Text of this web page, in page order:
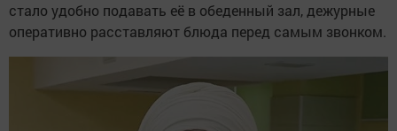
стало удобно подавать её в обеденный зал, дежурные
оперативно расставляют блюда перед самым звонком.